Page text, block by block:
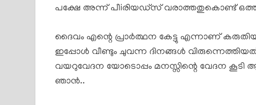
പക്ഷേ അന്ന് പീiരിയഡ്സ് വരാത്തതുകൊണ്ട്
ദൈവം എന്റെ പ്രാർത്ഥന കേട്ടു എന്നാണ്
ഇപ്പോൾ വീണ്ടും ചുവന്ന ദിനങ്ങൾ
വയറുവേദന യോടൊപ്പം മനസ്സിന്റെ വേദന
ഞാൻ..